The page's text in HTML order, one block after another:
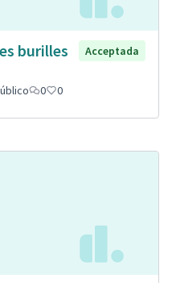
burilles
Acceptada
0 0